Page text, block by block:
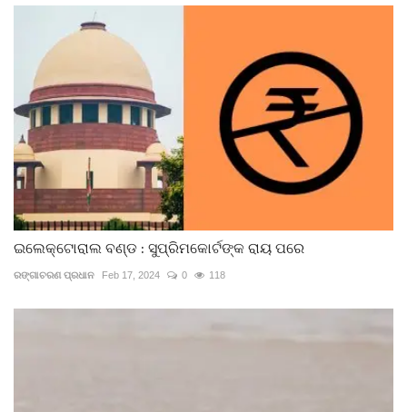
ଇଲେକ୍ଟୋରାଲ ବଣ୍ଡ : ସୁପ୍ରିମକୋର୍ଟଙ୍କ ରାୟ ପରେ
ରଙ୍ଗାଚରଣ ପ୍ରଧାନ Feb 17, 2024 0 118